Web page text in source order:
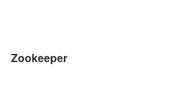
Zookeeper